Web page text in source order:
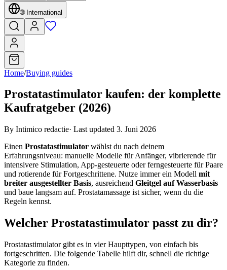
🌐 International
Home/Buying guides
Prostatastimulator kaufen: der komplette
Kaufratgeber (2026)
By Intimico redactie· Last updated 3. Juni 2026
Einen Prostatastimulator wählst du nach deinem
Erfahrungsniveau: manuelle Modelle für Anfänger, vibrierende für
intensivere Stimulation, App-gesteuerte oder ferngesteuerte für Paare
und rotierende für Fortgeschrittene. Nutze immer ein Modell mit
breiter ausgestellter Basis, ausreichend Gleitgel auf Wasserbasis
und baue langsam auf. Prostatamassage ist sicher, wenn du die
Regeln kennst.
Welcher Prostatastimulator passt zu dir?
Prostatastimulator gibt es in vier Haupttypen, von einfach bis
fortgeschritten. Die folgende Tabelle hilft dir, schnell die richtige
Kategorie zu finden.